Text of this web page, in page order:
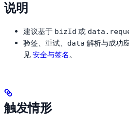
说明
建议基于 bizId 或
验签、重试、 data 解析与成功
见 安全与签名 。
触发情形